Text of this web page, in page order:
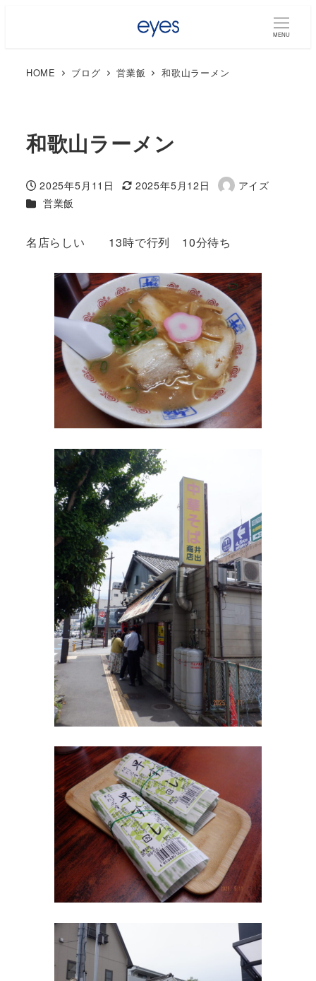
MENU
HOME ブログ 営業飯 和歌山ラーメン
和歌山ラーメン
投稿日
2025年5月11日
更新日
2025年5月12日
著
アイズ
カテゴリー
営業飯
名店らしい 13時で行列 10分待ち